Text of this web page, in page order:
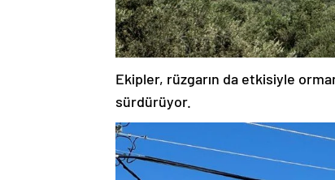
Ekipler, rüzgarın da etkisiyle
sürdürüyor.